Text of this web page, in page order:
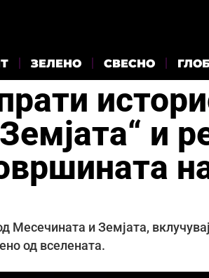
ЗЕЛЕНО СВЕСНО
и
Месечината и Земјата,
од вселената.